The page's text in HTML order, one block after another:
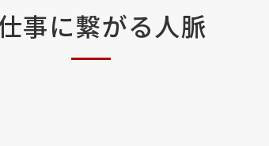
事に繋がる人脈